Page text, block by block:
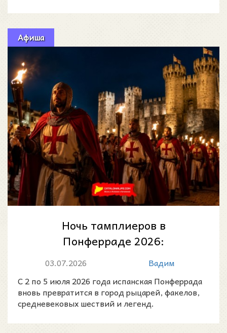
Афиша
Ночь тамплиеров в
Понферраде 2026:
средневековая легенда
оживает у стен знаменитого
замка
03.07.2026
Вадим
С 2 по 5 июля 2026 года испанская Понферрада
вновь превратится в город рыцарей, факелов,
средневековых шествий и легенд.